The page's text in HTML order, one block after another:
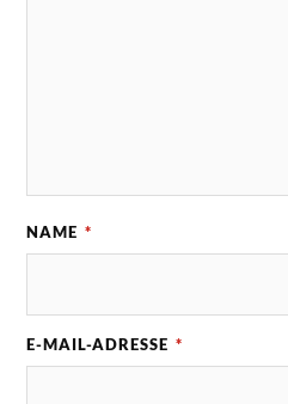
NAME *
E-MAIL-ADRESSE *